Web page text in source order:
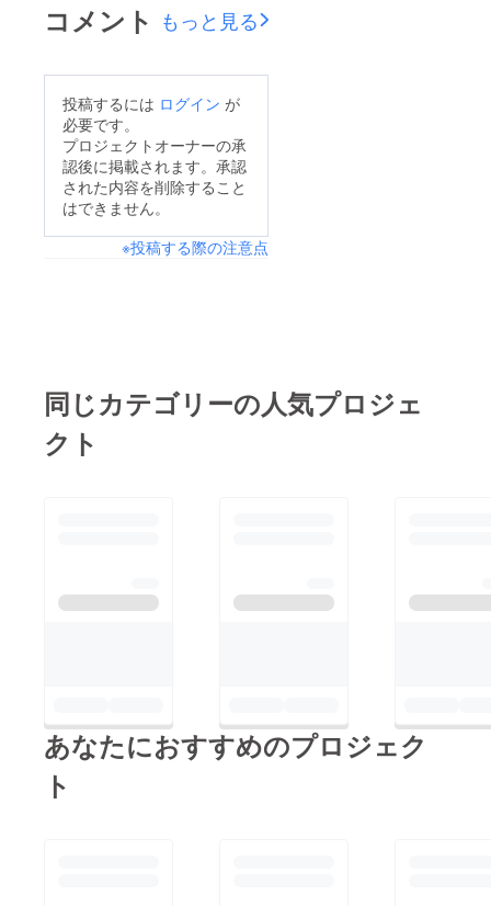
コメント もっと見る
投稿するには ログイン が
必要です。
プロジェクトオーナーの承
認後に掲載されます。承認
された内容を削除すること
はできません。
※投稿する際の注意点
同じカテゴリーの人気プロジェ
クト
あなたにおすすめのプロジェク
ト